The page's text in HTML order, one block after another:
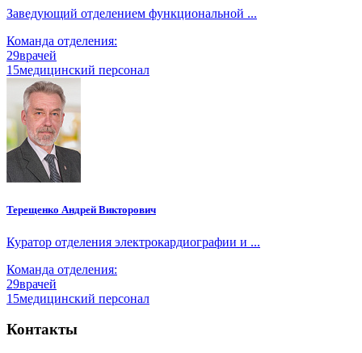
Заведующий отделением функциональной ...
Команда отделения:
29врачей
15медицинский персонал
Терещенко Андрей Викторович
Куратор отделения электрокардиографии и ...
Команда отделения:
29врачей
15медицинский персонал
Контакты